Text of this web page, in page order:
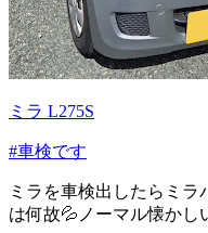
ミラ L275S
#車検です
ミラを車検出したらミ
は何故💦ノーマル懐かし